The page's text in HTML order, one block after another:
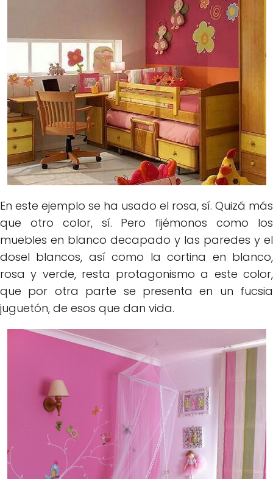
En este ejemplo se ha usado el rosa, sí. Quizá más
que otro color, sí. Pero fijémonos como los
muebles en blanco decapado y las paredes y el
dosel blancos, así como la cortina en blanco,
rosa y verde, resta protagonismo a este color,
que por otra parte se presenta en un fucsia
juguetón, de esos que dan vida.